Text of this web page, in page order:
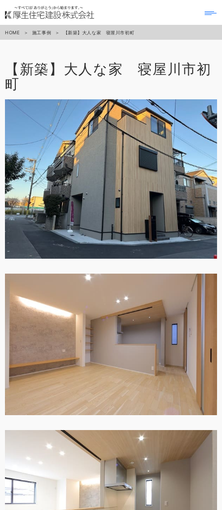
HOME 施工事例 【新築】大人な家 寝屋川市初町
【新築】大人な家 寝屋川市初
町